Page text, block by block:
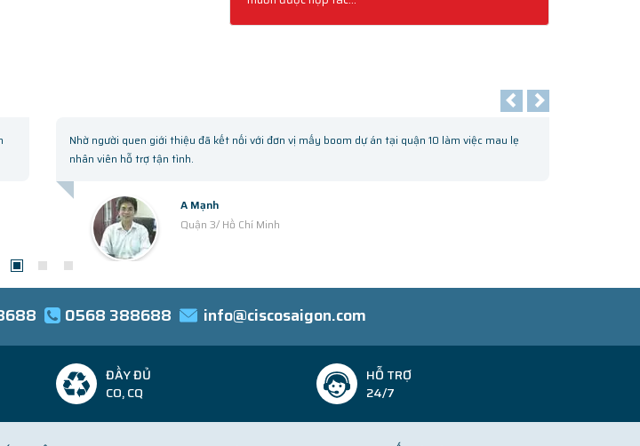
Nhờ người quen giới thiệu đã kết nối với đơn vị mấy boom dự án tại quận 10 làm việc mau lẹ
nhân viên hỗ trợ tận tình.
A Mạnh
Quận 3/ Hồ Chí Minh
0568 388688 info@ciscosaigon.com
ĐẦY ĐỦ
CO, CQ
HỖ TRỢ
24/7